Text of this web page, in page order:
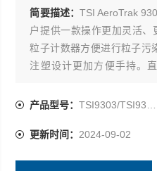
简要描述： TSI AeroTrak
户提供一款操作更加灵活
粒子计数器方便进行粒子污
注塑设计更加方便手持。
1年保修。
产品型号：TSI9303/TSI9306
更新时间： 2024-09-02